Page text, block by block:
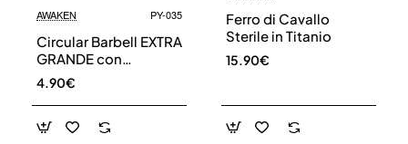
AWAKEN PY-035
Circular Barbell EXTRA
GRANDE con
Filettatura Interna
4.90€
Ferro di Cavallo
Sterile in Titanio
15.90€